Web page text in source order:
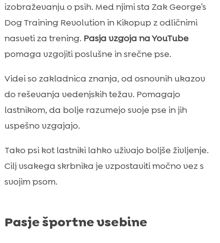
izobraževanju o psih. Med njimi sta Zak George’s
Dog Training Revolution in Kikopup z odličnimi
nasveti za trening. Pasja vzgoja na YouTube
pomaga vzgojiti poslušne in srečne pse.
Videi so zakladnica znanja, od osnovnih ukazov
do reševanja vedenjskih težav. Pomagajo
lastnikom, da bolje razumejo svoje pse in jih
uspešno vzgajajo.
Tako psi kot lastniki lahko uživajo boljše življenje.
Cilj vsakega skrbnika je vzpostaviti močno vez s
svojim psom.
Pasje športne vsebine